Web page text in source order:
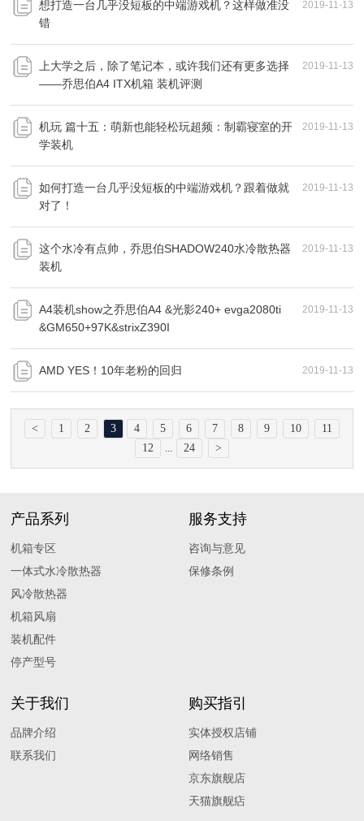
2019-11-13
想打造一台几乎没短板的中端游戏机？这样做准没
错
2019-11-13
上大学之后，除了笔记本，或许我们还有更多选择
——乔思伯A4 ITX机箱 装机评测
2019-11-13
机玩 篇十五：萌新也能轻松玩超频：制霸寝室的开
学装机
2019-11-13
如何打造一台几乎没短板的中端游戏机？跟着做就
对了！
2019-11-13
这个水冷有点帅，乔思伯SHADOW240水冷散热器
装机
2019-11-13
A4装机show之乔思伯A4 &光影240+ evga2080ti
&GM650+97K&strixZ390I
2019-11-13
AMD YES！10年老粉的回归
< 1 2 3 4 5 6 7 8 9 10
11
12
... 24 >
产品系列
机箱专区
一体式水冷散热器
风冷散热器
机箱风扇
装机配件
停产型号
服务支持
咨询与意见
保修条例
关于我们
品牌介绍
联系我们
购买指引
实体授权店铺
网络销售
京东旗舰店
天猫旗舰痁